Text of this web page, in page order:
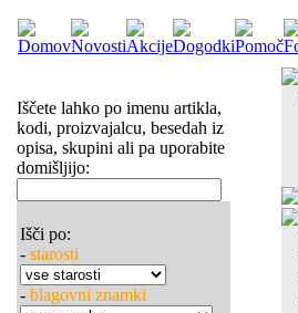
Iščete lahko po imenu artikla,
kodi, proizvajalcu, besedah iz
opisa, skupini ali pa uporabite
domišljijo:
Išči po:
- starosti
- blagovni znamki